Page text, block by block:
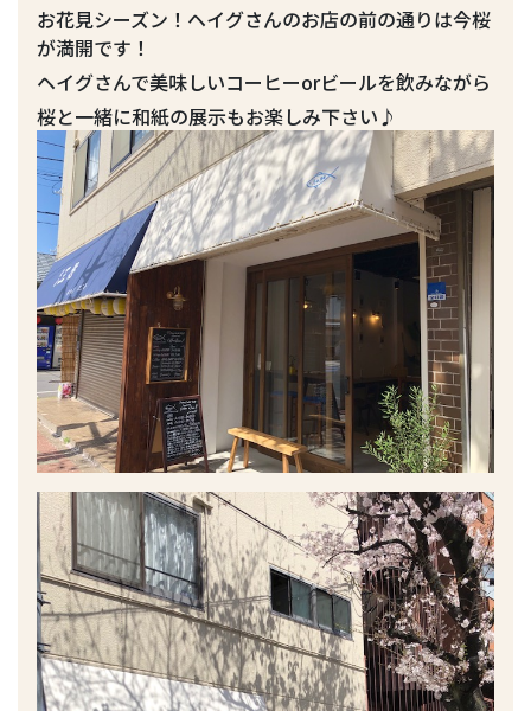
お花見シーズン！ヘイグさんのお店の前の通りは今桜
が満開です！
ヘイグさんで美味しいコーヒーorビールを飲みながら
桜と一緒に和紙の展示もお楽しみ下さい♪